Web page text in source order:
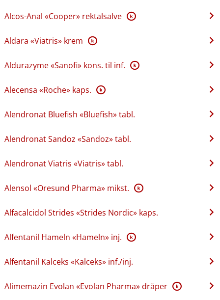
Alcos-Anal «Cooper» rektalsalve K
Aldara «Viatris» krem K
Aldurazyme «Sanofi» kons. til inf. K
Alecensa «Roche» kaps. K
Alendronat Bluefish «Bluefish» tabl.
Alendronat Sandoz «Sandoz» tabl.
Alendronat Viatris «Viatris» tabl.
Alensol «Oresund Pharma» mikst. K
Alfacalcidol Strides «Strides Nordic» kaps.
Alfentanil Hameln «Hameln» inj. K
Alfentanil Kalceks «Kalceks» inf.​/​inj.
Alimemazin Evolan «Evolan Pharma» dråper K